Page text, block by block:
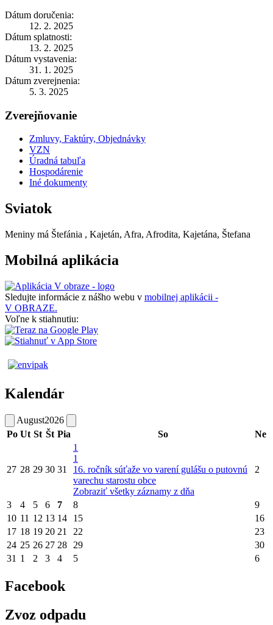
Dátum doručenia:
12. 2. 2025
Dátum splatnosti:
13. 2. 2025
Dátum vystavenia:
31. 1. 2025
Dátum zverejnenia:
5. 3. 2025
Zverejňovanie
Zmluvy, Faktúry, Objednávky
VZN
Úradná tabuľa
Hospodárenie
Iné dokumenty
Sviatok
Meniny má Štefánia , Kajetán, Afra, Afrodita, Kajetána, Štefana
Mobilná aplikácia
Sledujte informácie z nášho webu v mobilnej aplikácii -
V OBRAZE.
Voľne k stiahnutiu:
Kalendár
August2026
Po Ut St Št Pia So Ne
27 28 29 30 31
1
1
16. ročník súťaže vo varení gulášu o putovnú
varechu starostu obce
Zobraziť všetky záznamy z dňa
2
3 4 5 6 7 8
9
10 11 12 13 14 15
16
17 18 19 20 21 22
23
24 25 26 27 28 29
30
31 1 2 3 4 5 6
Facebook
Zvoz odpadu